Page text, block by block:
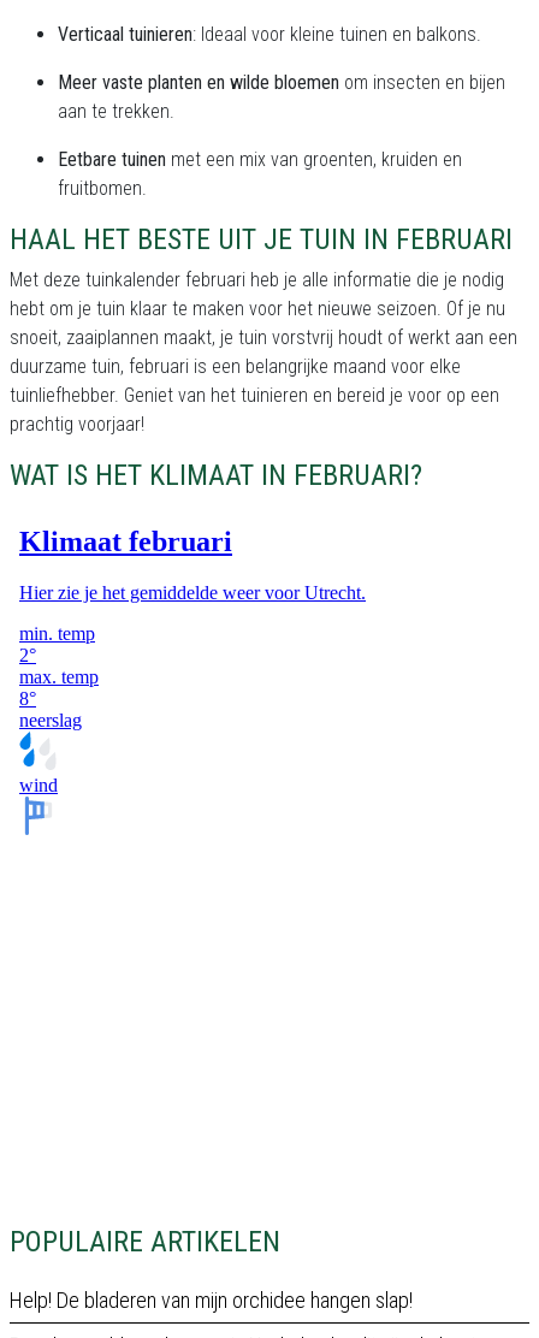
POPULAIRE ARTIKELEN
Help! De bladeren van mijn orchidee hangen slap!
Verticaal tuinieren: Ideaal voor kleine tuinen en balkons.
Meer vaste planten en wilde bloemen om insecten en bijen
aan te trekken.
Eetbare tuinen met een mix van groenten, kruiden en
fruitbomen.
HAAL HET BESTE UIT JE TUIN IN FEBRUARI
Met deze tuinkalender februari heb je alle informatie die je nodig
hebt om je tuin klaar te maken voor het nieuwe seizoen. Of je nu
snoeit, zaaiplannen maakt, je tuin vorstvrij houdt of werkt aan een
duurzame tuin, februari is een belangrijke maand voor elke
tuinliefhebber. Geniet van het tuinieren en bereid je voor op een
prachtig voorjaar!
WAT IS HET KLIMAAT IN FEBRUARI?